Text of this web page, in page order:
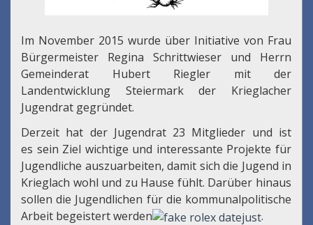
Im November 2015 wurde über Initiative von Frau
Bürgermeister Regina Schrittwieser und Herrn
Gemeinderat Hubert Riegler mit der
Landentwicklung Steiermark der Krieglacher
Jugendrat gegründet.
Derzeit hat der Jugendrat 23 Mitglieder und ist
es sein Ziel wichtige und interessante Projekte für
Jugendliche auszuarbeiten, damit sich die Jugend in
Krieglach wohl und zu Hause fühlt. Darüber hinaus
sollen die Jugendlichen für die kommunalpolitische
Arbeit begeistert werden
.